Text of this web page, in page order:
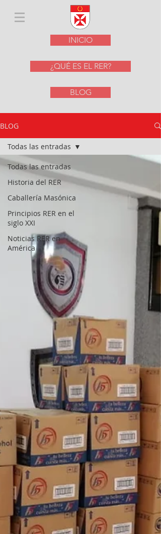
INICIO
¿QUÉ ES EL RER?
BLOG
BLOG
Todas las entradas
Historia del RER
Caballería Masónica
Principios RER en el
siglo XXI
Noticias RER en
América
Todas las entradas